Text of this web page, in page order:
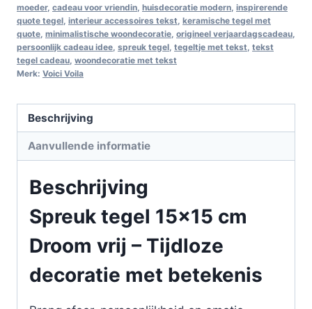
moeder, cadeau voor vriendin huisdecoratie modern inspirerende
quote tegel interieur accessoires tekst keramische tegel met
quote minimalistische woondecoratie origineel verjaardagscadeau
persoonlijk cadeau idee spreuk tegel tegeltje met tekst tekst
tegel cadeau woondecoratie met tekst
Merk: Voici Voila
Beschrijving
Aanvullende informatie
Beschrijving
Spreuk tegel 15×15 cm
Droom vrij – Tijdloze
decoratie met betekenis